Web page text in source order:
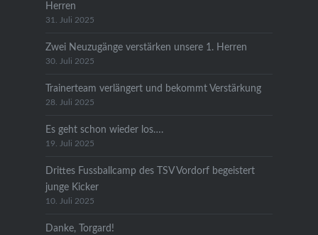
Herren
31. Juli 2025
Zwei Neuzugänge verstärken unsere 1. Herren
30. Juli 2025
Trainerteam verlängert und bekommt Verstärkung
28. Juli 2025
Es geht schon wieder los….
19. Juli 2025
Drittes Fussballcamp des TSV Vordorf begeistert
junge Kicker
10. Juli 2025
Danke, Torgard!